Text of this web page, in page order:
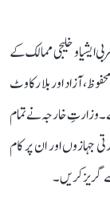
و خلیجی ممالک کے
آزاد اور بلا رکاوٹ
وزارتِ خارجہ نے تمام
جہازوں اور ان پر کام
گریز کریں۔